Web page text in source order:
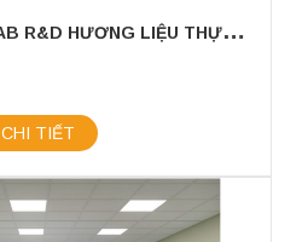
T
HIẾT KẾ PHÒNG LAB R&D HƯƠNG LIỆU THỰC PHẨM KHU VỰC MIỀN NAM
CHI TIẾT